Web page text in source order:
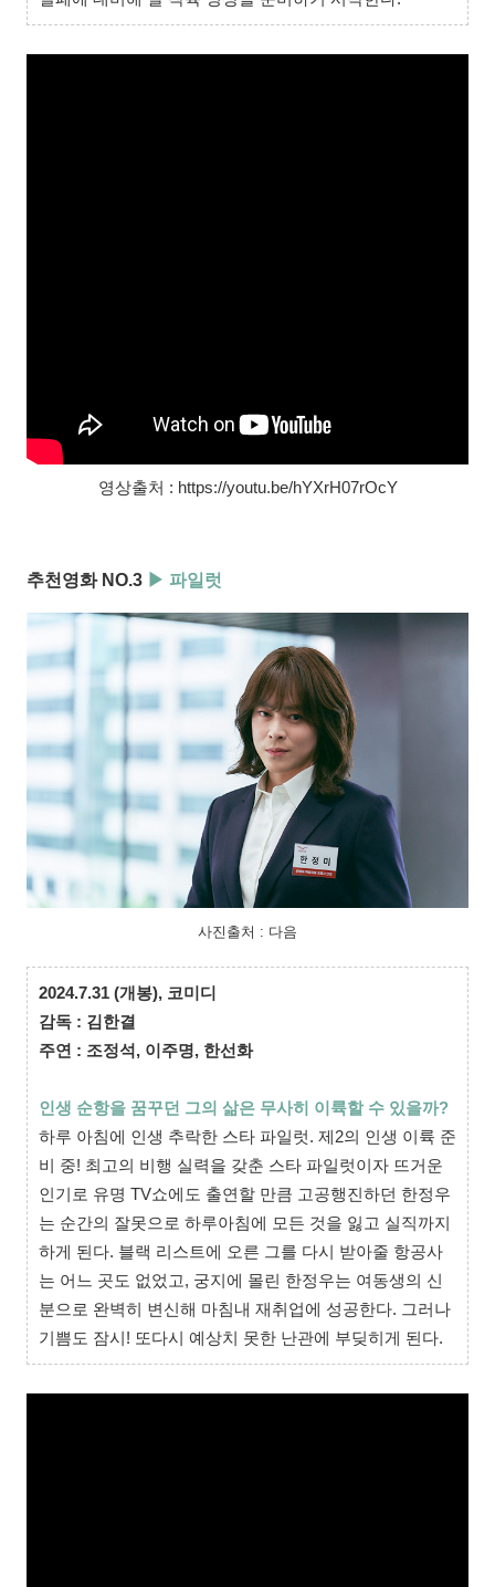
영상출처 : https://youtu.be/hYXrH07rOcY
추천영화 NO.3 ▶ 파일럿
사진출처 : 다음
2024.7.31 (개봉), 코미디
감독 : 김한결
주연 : 조정석, 이주명, 한선화
인생 순항을 꿈꾸던 그의 삶은 무사히 이륙할 수 있을까?
하루 아침에 인생 추락한 스타 파일럿. 제2의 인생 이륙 준
비 중! 최고의 비행 실력을 갖춘 스타 파일럿이자 뜨거운
인기로 유명 TV쇼에도 출연할 만큼 고공행진하던 한정우
는 순간의 잘못으로 하루아침에 모든 것을 잃고 실직까지
하게 된다. 블랙 리스트에 오른 그를 다시 받아줄 항공사
는 어느 곳도 없었고, 궁지에 몰린 한정우는 여동생의 신
분으로 완벽히 변신해 마침내 재취업에 성공한다. 그러나
기쁨도 잠시! 또다시 예상치 못한 난관에 부딪히게 된다.